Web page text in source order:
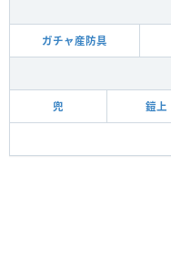
ガチャ産防具
兜 鎧上